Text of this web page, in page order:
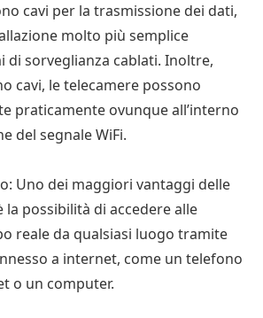
cavi per la trasmissione dei dati,
molto più semplice
di sorveglianza cablati. Inoltre,
cavi, le telecamere possono
praticamente ovunque all’interno
del segnale WiFi.
Uno dei maggiori vantaggi delle
la possibilità di accedere alle
reale da qualsiasi luogo tramite
a internet, come un telefono
o un computer.